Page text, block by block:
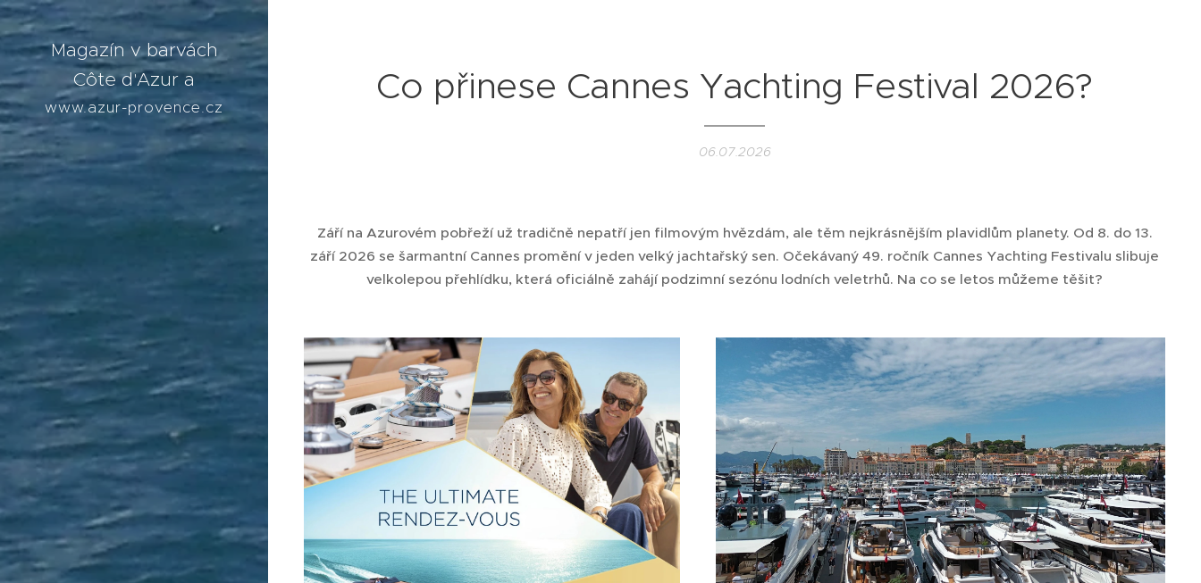
Magazín v barvách
Côte d'Azur a
levandulí
www.azur-provence.cz Co přinese Cannes Yachting Festival 2026?
06.07.2026
Září na Azurovém pobřeží už tradičně nepatří jen filmovým hvězdám, ale těm nejkrásnějším plavidlům planety. Od 8. do 13.
září 2026 se šarmantní Cannes promění v jeden velký jachtařský sen. Očekávaný 49. ročník Cannes Yachting Festivalu slibuje
velkolepou přehlídku, která oficiálně zahájí podzimní sezónu lodních veletrhů. Na co se letos můžeme těšit?